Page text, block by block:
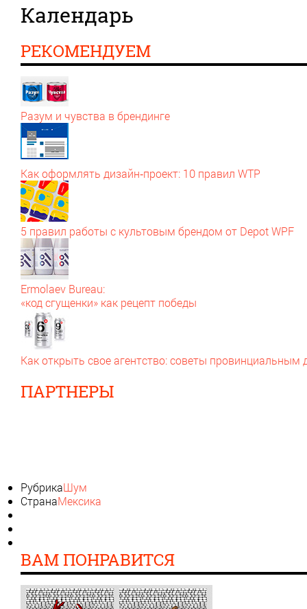
Календарь
РЕКОМЕНДУЕМ
Разум и чувства в брендинге
Как оформлять дизайн‑проект: 10 правил WTP
5 правил работы с культовым брендом от Depot WPF
Ermolaev Bureau:
«код сгущенки» как рецепт победы
Как открыть свое агентство: советы провинциальным
ПАРТНЕРЫ
РубрикаШум
СтранаМексика
ВАМ ПОНРАВИТСЯ